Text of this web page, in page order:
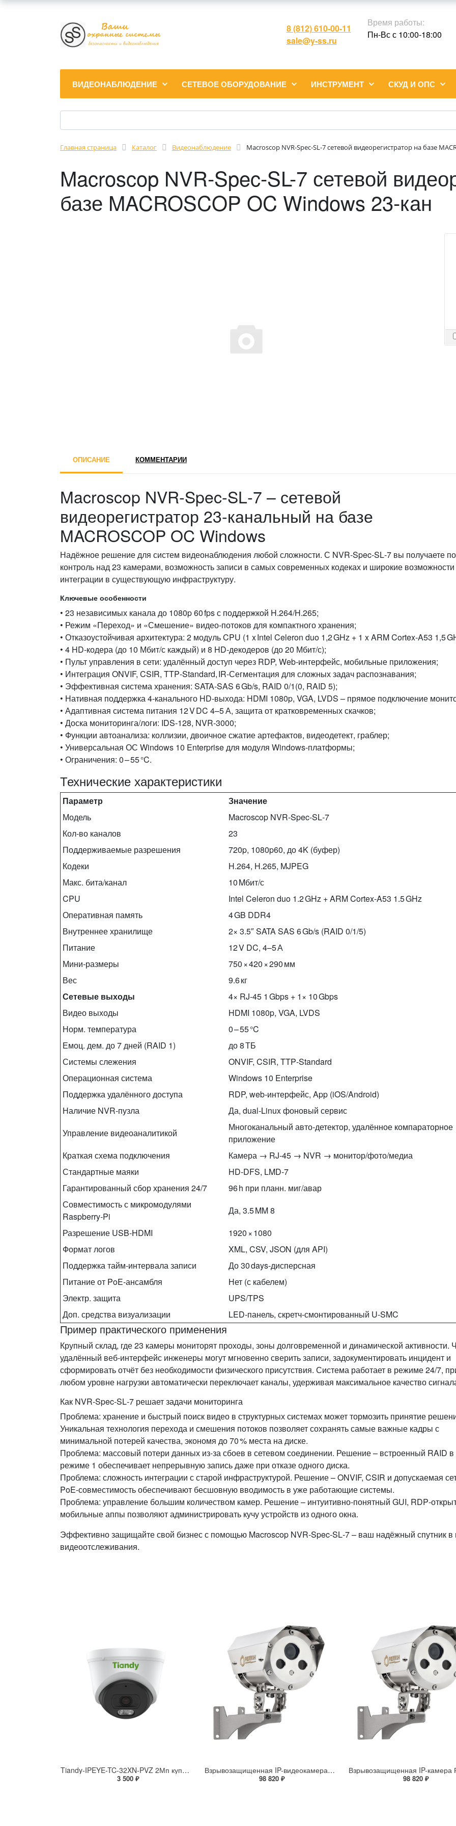
8 (812) 610-00-11
sale@y-ss.ru
Время работы:
Пн-Вс с 10:00-18:00
ВИДЕОНАБЛЮДЕНИЕ СЕТЕВОЕ ОБОРУДОВАНИЕ ИНСТРУМЕНТ СКУД И ОПС
Главная страница Каталог Видеонаблюдение Macroscop NVR-Spec-SL-7 сетевой видеорегистратор на базе
Macroscop NVR-Spec-SL-7 сетевой
базе MACROSCOP OC Windows 23-кан
ОПИСАНИЕ КОММЕНТАРИИ
Macroscop NVR‑Spec‑SL‑7 – сетевой
видеорегистратор 23‑канальный на базе
MACROSCOP OC Windows
Надёжное решение для систем видеонаблюдения любой сложности. С NVR‑Spec‑SL‑7 вы получаете
контроль над 23 камерами, возможность записи в самых современных кодеках и широкие
интеграции в существующую инфраструктуру.
Ключевые особенности
• 23 независимых канала до 1080p 60 fps с поддержкой H.264/H.265;
• Режим «Переход» и «Смешение» видео‑потоков для компактного хранения;
• Отказоустойчивая архитектура: 2 модуль CPU (1 x Intel Celeron duo 1,2 GHz + 1 x ARM Cortex‑A53 1,5
• 4 HD‑кодера (до 10 Мбит/с каждый) и 8 HD‑декодеров (до 20 Мбит/с);
• Пульт управления в сети: удалённый доступ через RDP, Web‑интерфейс, мобильные приложения;
• Интеграция ONVIF, CSIR, TTP‑Standard, IR‑Сегментация для сложных задач распознавания;
• Эффективная система хранения: SATA‑SAS 6 Gb/s, RAID 0/1(0, RAID 5);
• Нативная поддержка 4‑канального HD‑выхода: HDMI 1080p, VGA, LVDS – прямое подключение
• Адаптивная система питания 12 V DC 4–5 А, защита от кратковременных скачков;
• Доска мониторинга/логи: IDS‑128, NVR‑3000;
• Функции автоанализа: коллизии, двоичное сжатие артефактов, видеодетект, граблер;
• Универсальная ОС Windows 10 Enterprise для модуля Windows‑платформы;
• Ограничения: 0 – 55 °C.
Технические характеристики
Параметр
Значение
Модель
Macroscop NVR‑Spec‑SL‑7
Кол‑во каналов
23
Поддерживаемые разрешения
720p, 1080p60, до 4K (буфер)
Кодеки
H.264, H.265, MJPEG
Макс. бита/канал
10 Mбит/с
CPU
Intel Celeron duo 1.2 GHz + ARM Cortex‑A53 1.5 GHz
Оперативная память
4 GB DDR4
Внутреннее хранилище
2× 3.5″ SATA SAS 6 Gb/s (RAID 0/1/5)
Питание
12 V DC, 4–5 А
Мини‑размеры
750 × 420 × 290 мм
Вес
9.6 кг
Сетевые выходы
4× RJ‑45 1 Gbps + 1× 10 Gbps
Видео выходы
HDMI 1080p, VGA, LVDS
Норм. температура
0 – 55 °C
Емоц. дем. до 7 дней (RAID 1)
до 8 ТБ
Системы слежения
ONVIF, CSIR, TTP‑Standard
Операционная система
Windows 10 Enterprise
Поддержка удалённого доступа
RDP, web‑интерфейс, App (iOS/Android)
Наличие NVR‑пузла
Да, dual‑Linux фоновый сервис
Управление видеоаналитикой
Многоканальный авто‑детектор, удалённое компараторное
приложение
Краткая схема подключения
Камера → RJ‑45 → NVR → монитор/фото/медиа
Стандартные маяки
HD‑DFS, LMD‑7
Гарантированный сбор хранения 24/7
96 h при планн. миг/авар
Совместимость с микромодулями
Raspberry‑Pi
Да, 3.5 MM 8
Разрешение USB‑HDMI
1920 × 1080
Формат логов
XML, CSV, JSON (для API)
Поддержка тайм‑интервала записи
До 30 days-дисперсная
Питание от PoE‑ансамбля
Нет (с кабелем)
Электр. защита
UPS/TPS
Доп. средства визуализации
LED-панель, скретч‑смонтированный U‑SMC
Пример практического применения
Крупный склад, где 23 камеры мониторят проходы, зоны долговременной и динамической активности.
удалённый веб‑интерфейс инженеры могут мгновенно сверить записи, задокументировать инцидент и
сформировать отчёт без необходимости физического присутствия. Система работает в режиме 24/7,
любом уровне нагрузки автоматически переключает каналы, удерживая максимальное качество
Как NVR‑Spec‑SL‑7 решает задачи мониторинга
Проблема: хранение и быстрый поиск видео в структурных системах может тормозить принятие
Уникальная технология перехода и смешения потоков позволяет сохранять самые важные кадры с
минимальной потерей качества, экономя до 70 % места на диске.
Проблема: массовый потери данных из-за сбоев в сетевом соединении. Решение – встроенный RAID в
режиме 1 обеспечивает непрерывную запись даже при отказе одного диска.
Проблема: сложность интеграции с старой инфраструктурой. Решение – ONVIF, CSIR и допускаемая
PoE‑совместимость обеспечивают бесшовную вводимость в уже работающие системы.
Проблема: управление большим количеством камер. Решение – интуитивно‑понятный GUI,
мобильные аппы позволяют администрировать кучу устройств из одного окна.
Эффективно защищайте свой бизнес с помощью Macroscop NVR‑Spec‑SL‑7 – ваш надёжный спутник
видеоотслеживания.
Tiandy-IPEYE-TC-32XN-PVZ 2Мп купольная «турель» IP камера с фиксированным объективом, серия SPARK со встроенным агентом IPEYE для ПВЗ
3 500 ₽
Взрывозащищенная IP-видеокамера Релион Релион-Exd-Н-100-ИК-IP5Мп2.8mm-PoE-МК-TR
98 820 ₽ 98 820 ₽